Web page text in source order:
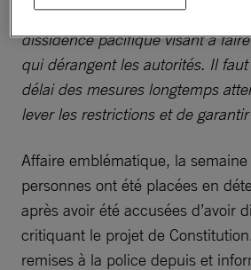
mais d’une criminalisation
dissidence pacifique visant à
qui dérangent les autorités. Il
délai des mesures longtemps
lever les restrictions et de
Affaire emblématique, la
personnes ont été placées en
après avoir été accusées d’avoir
critiquant le projet de
remises à la police depuis et